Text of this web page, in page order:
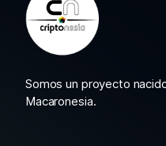
Somos un proyecto
Macaronesia.